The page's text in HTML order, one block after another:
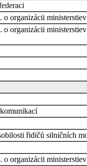
organizácii
organizácii
řidičů silničních
organizácii